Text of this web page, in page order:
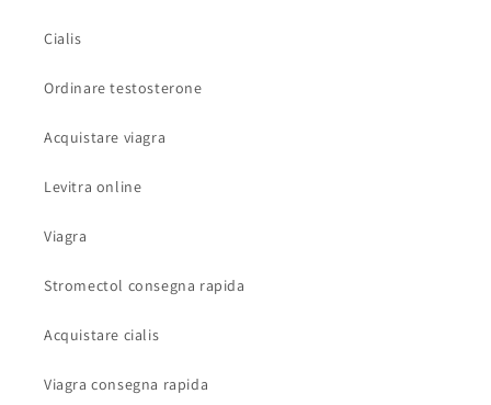
Cialis
Ordinare testosterone
Acquistare viagra
Levitra online
Viagra
Stromectol consegna rapida
Acquistare cialis
Viagra consegna rapida